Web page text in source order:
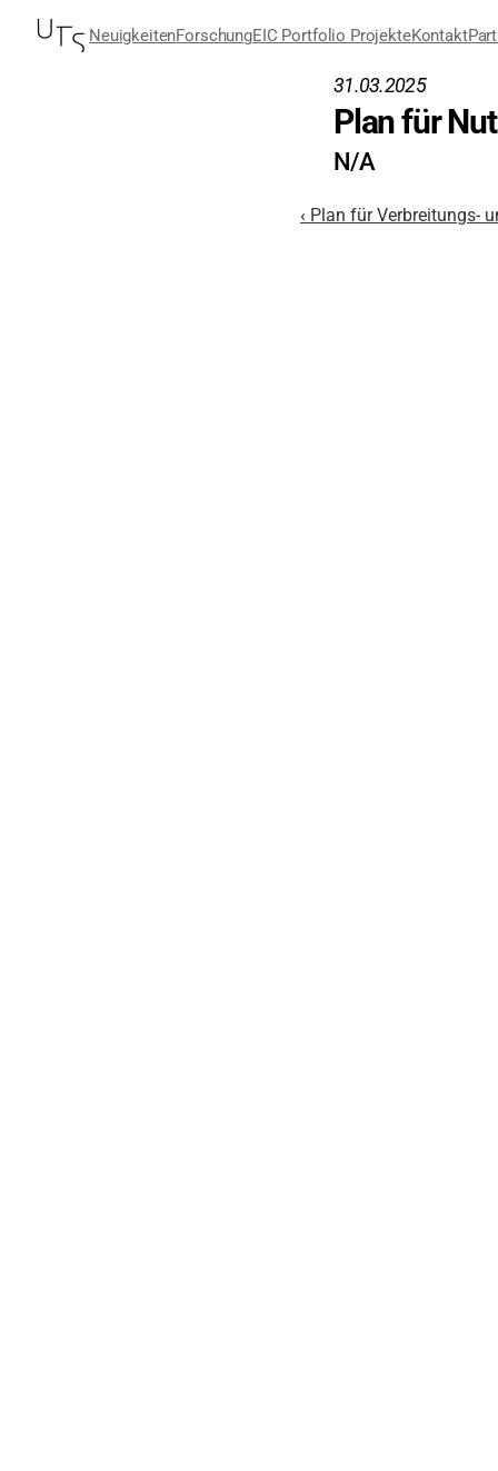
NeuigkeitenForschungEIC Portfolio ProjekteKontakt
31.03.2025
Plan für
N/A
‹ Plan für Verbreitungs-